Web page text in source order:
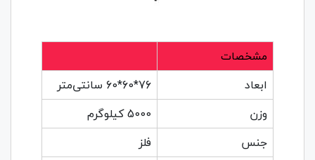
مشخصات
ابعاد
76*60*60 سانتی‌متر
وزن
5000 کیلوگرم
جنس
فلز